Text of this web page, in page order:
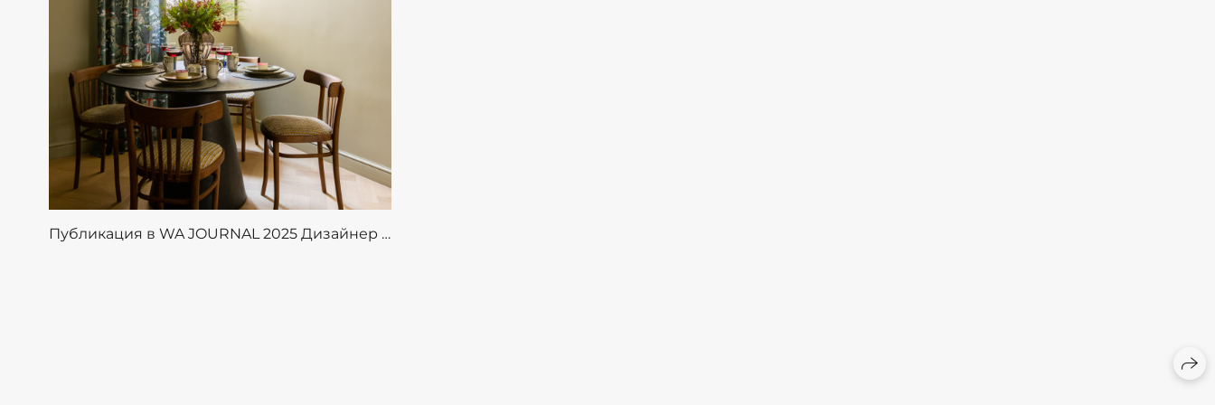
Публикация в WA JOURNAL 2025 Дизайнер Полина Андреева, Стилист Дарья Кузнецова